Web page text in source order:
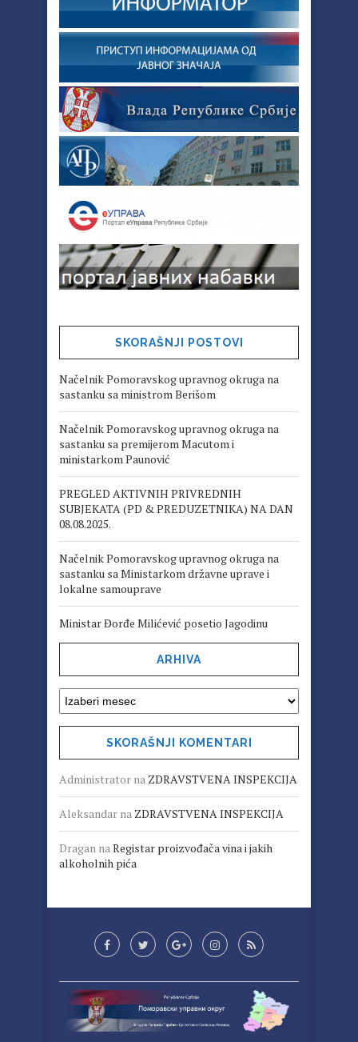
SKORAŠNJI POSTOVI
Načelnik Pomoravskog upravnog okruga na
sastanku sa ministrom Berišom
Načelnik Pomoravskog upravnog okruga na
sastanku sa premijerom Macutom i
ministarkom Paunović
PREGLED AKTIVNIH PRIVREDNIH
SUBJEKATA (PD & PREDUZETNIKA) NA DAN
08.08.2025.
Načelnik Pomoravskog upravnog okruga na
sastanku sa Ministarkom državne uprave i
lokalne samouprave
Ministar Đorđe Milićević posetio Jagodinu
ARHIVA
SKORAŠNJI KOMENTARI
Administrator na ZDRAVSTVENA INSPEKCIJA
Aleksandar na ZDRAVSTVENA INSPEKCIJA
Dragan na Registar proizvođača vina i jakih
alkoholnih pića